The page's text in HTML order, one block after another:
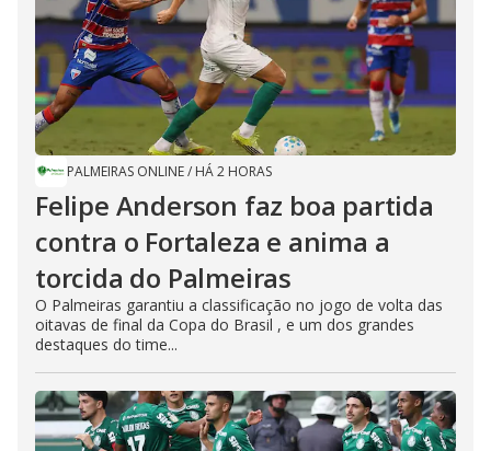
PALMEIRAS ONLINE/ HÁ 2 HORAS
Felipe Anderson faz boa partida
contra o Fortaleza e anima a
torcida do Palmeiras
O Palmeiras garantiu a classificação no jogo de volta das
oitavas de final da Copa do Brasil , e um dos grandes
destaques do time...